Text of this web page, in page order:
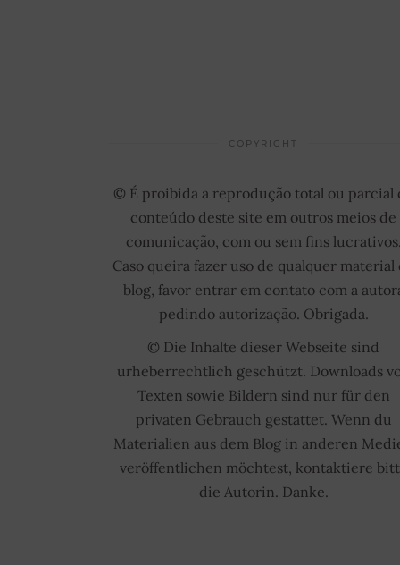
COPYRIGHT
© É proibida a reprodução total ou parcial
conteúdo deste site em outros meios de
comunicação, com ou sem fins
Caso queira fazer uso de qualquer material
blog, favor entrar em contato com a
pedindo autorização. Obrigada.
© Die Inhalte dieser Webseite sind
urheberrechtlich geschützt. Downloads
Texten sowie Bildern sind nur für den
privaten Gebrauch gestattet. Wenn du
Materialien aus dem Blog in anderen
veröffentlichen möchtest, kontaktiere
die Autorin. Danke.